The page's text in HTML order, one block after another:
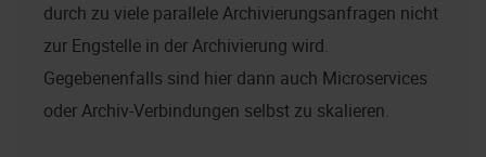
durch zu viele parallele Archivierungsanfragen nicht
zur Engstelle in der Archivierung wird.
Gegebenenfalls sind hier dann auch Microservices
oder Archiv-Verbindungen selbst zu skalieren.